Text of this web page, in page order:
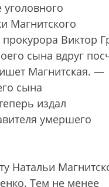
Магнитского
Виктор
сына вдруг
Магнитская. —
сына
издал
умершего
Натальи
Тем не менее